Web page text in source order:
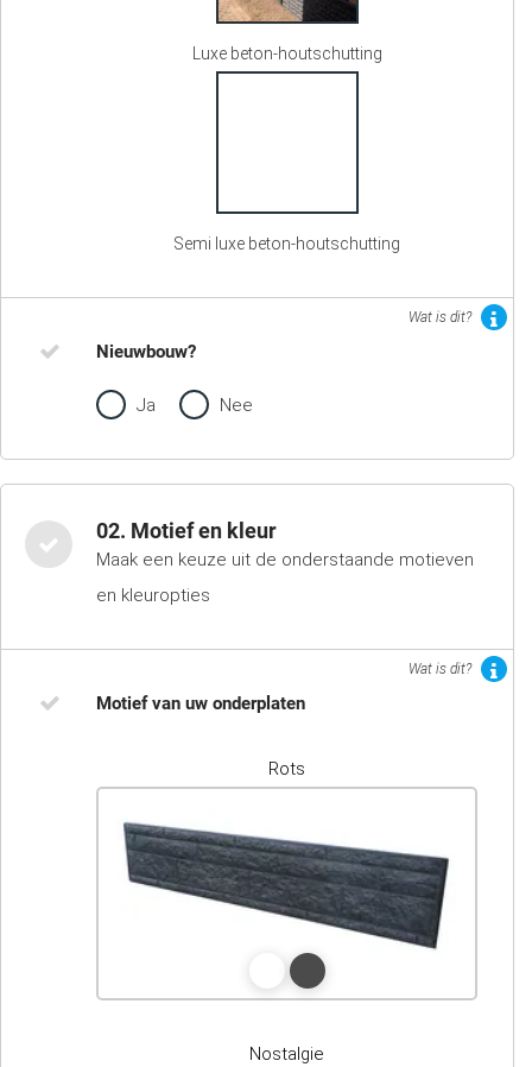
Luxe beton-houtschutting
Semi luxe beton-houtschutting
Wat is dit?
Nieuwbouw?
Ja Nee
02. Motief en kleur
Maak een keuze uit de onderstaande motieven
en kleuropties
Wat is dit?
Motief van uw onderplaten
Rots
Nostalgie